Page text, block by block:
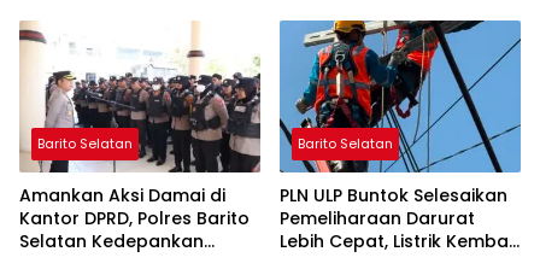
Barito Selatan
Amankan Aksi Damai di
Kantor DPRD, Polres Barito
Selatan Kedepankan
Barito Selatan
PLN ULP Buntok Selesaikan
Pemeliharaan Darurat
Lebih Cepat, Listrik Kembali